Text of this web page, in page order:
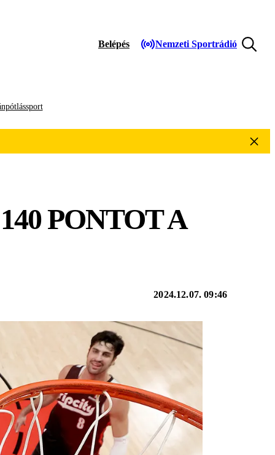
Belépés Nemzeti Sportrádió
PONTOT A
2024.12.07. 09:46